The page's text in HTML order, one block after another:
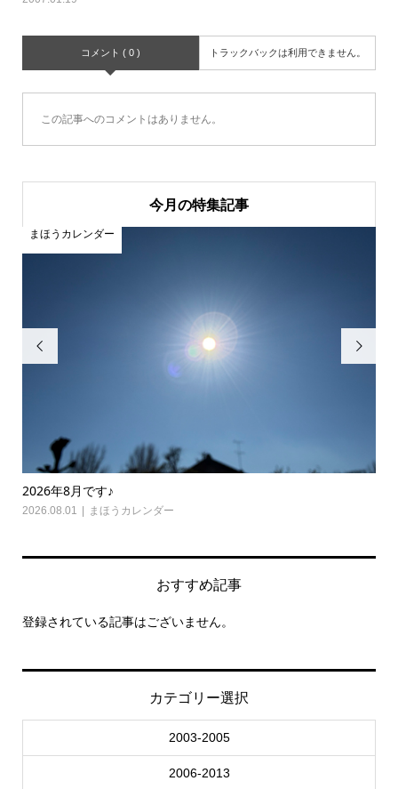
コメント ( 0 ) トラックバックは利用できません。
この記事へのコメントはありません。
今月の特集記事

2026年8月です♪
2026.08.01 まほうカレンダー
まほうカレンダー

おすすめ記事
登録されている記事はございません。
カテゴリー選択
2003-2005
2006-2013